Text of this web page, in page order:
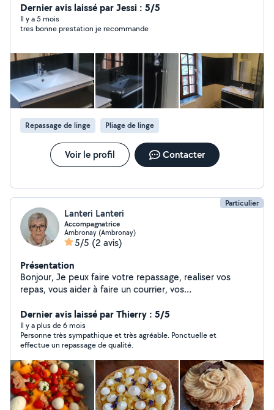
personnalisés pour tous leurs travaux de ménage,
repassage a notre bureau aide au course,d'entretien
des espaces verts et de bricolage,peinture
vous soyez dans la région de tenay 55km alentours,
nous nous engage à assurer des prestations sur mesure,
soignées et adaptées à vos besoins. Expérience
professionnelle 14 ans
Dernier avis laissé par Jessi : 5/5
Il y a 5 mois
tres bonne prestation je recommande
Repassage de linge Pliage de linge
Voir le profil Contacter
Particulier
Lanteri Lanteri
Accompagnatrice
Ambronay (Ambronay)
5/5 (2 avis)
Présentation
Bonjour, Je peux faire votre repassage, realiser vos
repas, vous aider à faire un courrier, vos
pour débutants
Dernier avis laissé par Thierry : 5/5
Il y a plus de 6 mois
Personne très sympathique et très agréable. Ponctuelle et
effectue un repassage de qualité.